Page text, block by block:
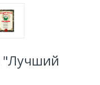
"Лучший